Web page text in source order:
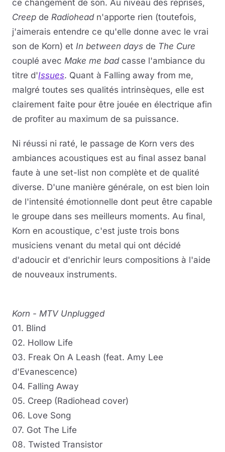
ce changement de son. Au niveau des reprises,
Creep de Radioheadn'apporte rien (toutefois,
j'aimerais entendre ce qu'elle donne avec le vrai
son de Korn) et In between days de The Cure
couplé avec Make me badcasse l'ambiance du
titre d'Issues. Quant à Falling away from me,
malgré toutes ses qualités intrinsèques, elle est
clairement faite pour être jouée en électrique afin
de profiter au maximum de sa puissance.
Ni réussi ni raté, le passage de Korn vers des
ambiances acoustiques est au final assez banal
faute à une set-list non complète et de qualité
diverse. D'une manière générale, on est bien loin
de l'intensité émotionnelle dont peut être capable
le groupe dans ses meilleurs moments. Au final,
Korn en acoustique, c'est juste trois bons
musiciens venant du metal qui ont décidé
d'adoucir et d'enrichir leurs compositions à l'aide
de nouveaux instruments.
Korn - MTV Unplugged
01. Blind
02. Hollow Life
03. Freak On A Leash (feat. Amy Lee
d'Evanescence)
04. Falling Away
05. Creep (Radiohead cover)
06. Love Song
07. Got The Life
08. Twisted Transistor